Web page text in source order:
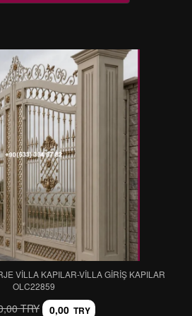
VİLLA KAPILAR-VİLLA GİRİŞ KAPILAR
OLC22859
TRY 0,00 TRY